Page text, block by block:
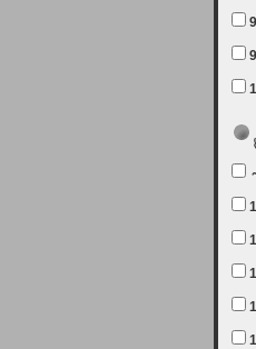
【
7月
テ
に
い
【
②】
現
の